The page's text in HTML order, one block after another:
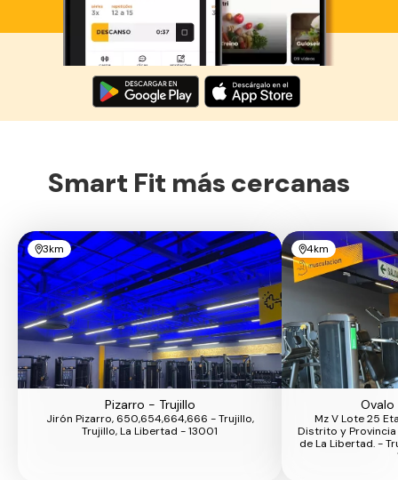
Descarga ahora lo Smart Fit App
Smart Fit más cercanas
3km
Pizarro - Trujillo
Jirón Pizarro, 650,654,664,666 - Trujillo,
Trujillo, La Libertad - 13001
4km
Ovalo
Mz V Lote 25
Distrito y
de La Libertad. -